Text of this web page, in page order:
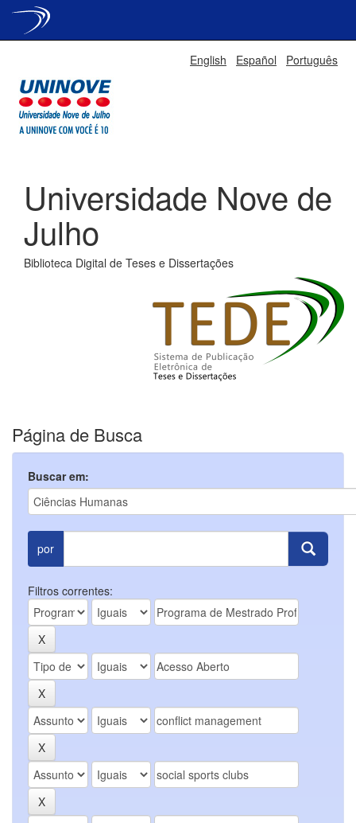
English Español Português
Universidade Nove de
Julho
Biblioteca Digital de Teses e Dissertações
Página de Busca
Buscar em:
por
Filtros correntes: